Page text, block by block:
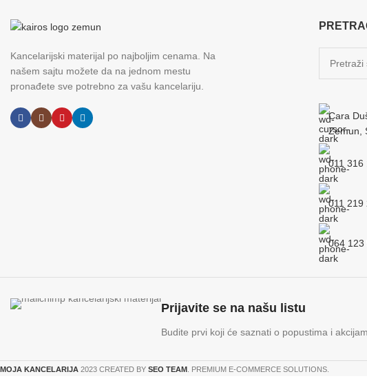
Kancelarijski materijal po najboljim cenama. Na
našem sajtu možete da na jednom mestu
pronađete sve potrebno za vašu kancelariju.
Cara
Zemun,
011 316
011 219
064 123
Prijavite se na našu listu
Budite prvi koji će saznati o popustima i
MOJA KANCELARIJA 2023 CREATED BY SEO TEAM . PREMIUM E-COMMERCE SOLUTIONS.